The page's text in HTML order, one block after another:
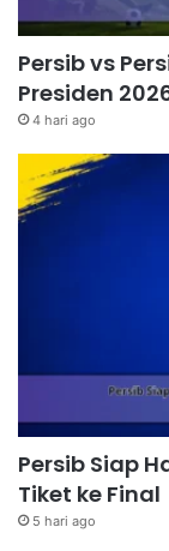
Persib vs
Presiden
4 hari ago
Persib Siap
Tiket ke Final
5 hari ago